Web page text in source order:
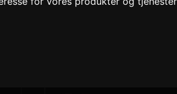
ヨルシカ